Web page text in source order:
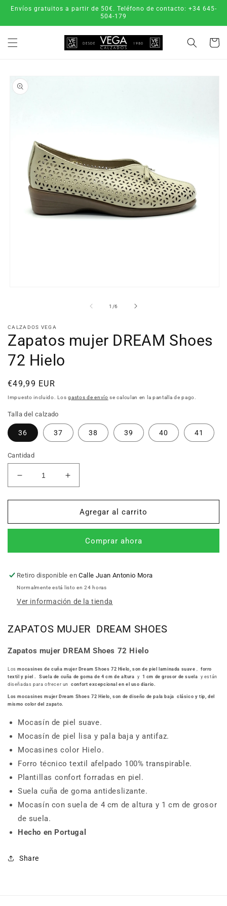
directamente
Envíos gratuitos a partir de 50€. Teléfono de contacto: +34 645-
504-179
Carrito
a la
información
una
ventana
modal
1 /de
6
CALZADOS VEGA
Zapatos mujer DREAM Shoes
72 Hielo
Precio
habitual
€49,99 EUR
Impuesto incluido. Losgastos de envío se calculan en la pantalla de pago.
Talla del calzado
36 37 38 39 40 41
Cantidad
Reducir
cantidad
para
mujer
72
Aumentar
cantidad
para
Zapatos
mujer
Shoes
72
Agregar al carrito
Comprar ahora
Retiro disponible enCalle Juan Antonio Mora
Normalmente está listo en 24 horas
Ver información de la tienda
ZAPATOS MUJER DREAM SHOES
Zapatos mujer DREAM Shoes 72 Hielo
Losmocasines de cuña mujer Dream Shoes 72 Hielo, sondepiel laminada suave ,forro
textil y piel .Suela de cuña de goma de 4 cm de altura y 1 cm de grosor de suela y están
diseñadas para ofrecer unconfort excepcional en el uso diario.
Los mocasines mujer Dream Shoes 72 Hielo, son de diseño de pala baja clásico y tip, del
mismo color del zapato.
Mocasín de piel suave.
Mocasín de piel
lisa y pala baja y antifaz.
Mocasines color Hielo.
Forro técnico textil afelpado 100% transpirable.
Plantillas confort forradas en piel.
Suela cuña de goma antideslizante.
Mocasín con suela de 4 cm de altura y 1 cm de grosor
de suela.
Hecho en Portugal
Share